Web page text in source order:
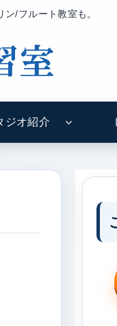
/フルート教室も。
ジオ紹介